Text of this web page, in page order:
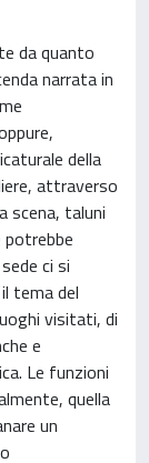
da quanto
narrata in
della
attraverso
scena, taluni
potrebbe
ci si
tema del
visitati, di
e
Le funzioni
quella
un